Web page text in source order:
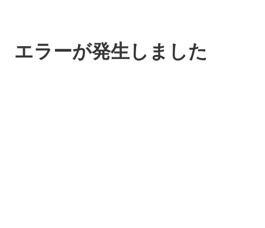
エラーが発生しました